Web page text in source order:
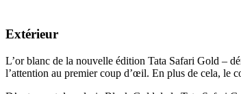
Extérieur
L’or blanc de la nouvelle édition Tata Safari Gold –
l’attention au premier coup d’œil. En plus de cela, le